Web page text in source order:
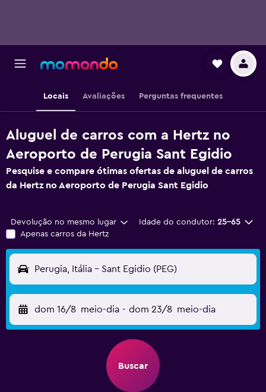
Locais Avaliações Perguntas frequentes
Aluguel de carros com a Hertz no
Aeroporto de Perugia Sant Egidio
Pesquise e compare ótimas ofertas de aluguel de carros
da Hertz no Aeroporto de Perugia Sant Egidio
Devolução no mesmo lugar Idade do condutor: 25-65
Apenas carros da Hertz
Perugia, Itália - Sant Egidio (PEG)
dom 16/8 meio-dia - dom 23/8 meio-dia
Buscar